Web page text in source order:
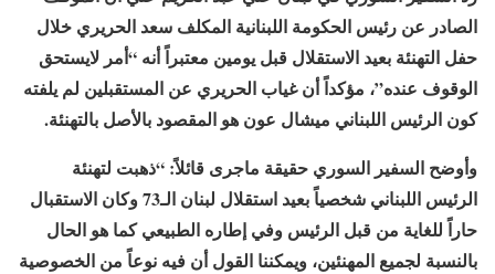
الصادر عن رئيس الحكومة اللبنانية المكلف سعد الحريري خلال
حفل التهنئة بعيد الاستقلال قبل يومين معتبراً أنه “أمر لايستحق
الوقوف عنده”، مؤكداً أن غياب الحريري عن المستقبلين لم يلفته
كون الرئيس اللبناني ميشال عون هو المقصود باﻷصل بالتهنئة.
وأوضح السفير السوري حقيقة ماجرى قائلاً: “ذهبت لتهنئة
الرئيس اللبناني شخصياً بعيد استقلال لبنان الـ73 وكان الاستقبال
حاراً للغاية من قبل الرئيس وفي إطاره الطبيعي كما هو الحال
بالنسبة لجميع المهنئين، ويمكننا القول أن فيه نوعاً من الخصوصية